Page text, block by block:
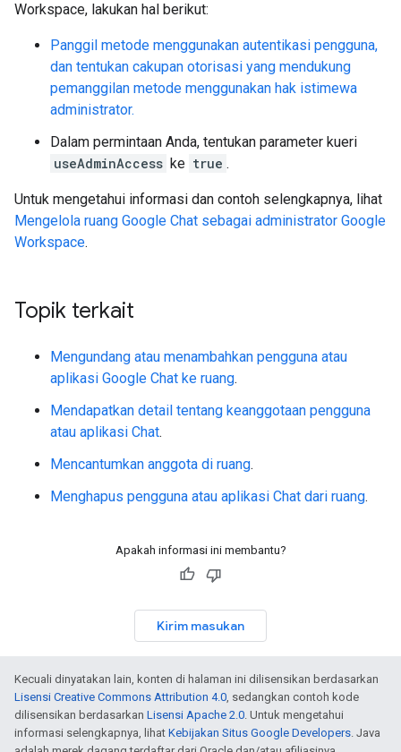
Workspace, lakukan hal berikut:
Panggil metode menggunakan autentikasi pengguna,
dan tentukan cakupan otorisasi yang mendukung
pemanggilan metode menggunakan hak istimewa
administrator.
Dalam permintaan Anda, tentukan parameter kueri
useAdminAccess ke true .
Untuk mengetahui informasi dan contoh selengkapnya, lihat
Mengelola ruang Google Chat sebagai administrator Google
Workspace.
Topik terkait
Mengundang atau menambahkan pengguna atau
aplikasi Google Chat ke ruang.
Mendapatkan detail tentang keanggotaan pengguna
atau aplikasi Chat.
Mencantumkan anggota di ruang.
Menghapus pengguna atau aplikasi Chat dari ruang.
Apakah informasi ini membantu?
Kirim masukan
Kecuali dinyatakan lain, konten di halaman ini dilisensikan berdasarkan
Lisensi Creative Commons Attribution 4.0, sedangkan contoh kode
dilisensikan berdasarkan Lisensi Apache 2.0. Untuk mengetahui
informasi selengkapnya, lihat Kebijakan Situs Google Developers. Java